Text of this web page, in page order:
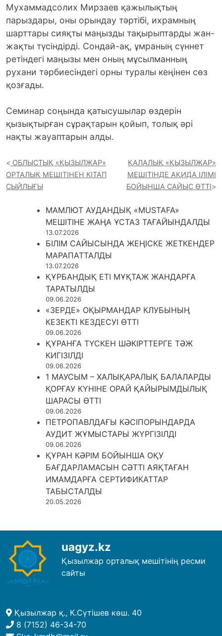
Мухаммадсолих Мирзаев қажылықтың
парыздары, оны орындау тәртібі, ихрамның
шарттары сияқты маңызды тақырыптарды жан-
жақты түсіндірді. Сондай-ақ, ұмраның сүннет
ретіндегі маңызы мен оның мұсылманның
рухани тәрбиесіндегі орны туралы кеңінен сөз
қозғады.
Семинар соңында қатысушылар өздерін
қызықтырған сұрақтарын қойып, толық әрі
нақты жауаптарын алды.
ОБЛЫСТЫҚ «ҚЫЗЫЛЖАР»
ОРТАЛЫҚ МЕШІТІНЕН КІТАП
СЫЙЛЫҒЫ
ҚАЛАЛЫҚ «ҚЫЗЫЛЖАР»
МЕШІТІНДЕ АҚИДА ІЛІМІ
БОЙЫНША САЙЫС ӨТТІ
МАМЛЮТ АУДАНДЫҚ «MUSTAFA»
МЕШІТІНЕ ЖАҢА ҰСТАЗ ТАҒАЙЫНДАЛДЫ
13.07.2026
БІЛІМ САЙЫСЫНДА ЖЕҢІСКЕ ЖЕТКЕНДЕР
МАРАПАТТАЛДЫ
13.07.2026
ҚҰРБАНДЫҚ ЕТІ МҰҚТАЖ ЖАНДАРҒА
ТАРАТЫЛДЫ
09.06.2026
«ЗЕРДЕ» ОҚЫРМАНДАР КЛУБЫНЫҢ
КЕЗЕКТІ КЕЗДЕСУІ ӨТТІ
09.06.2026
ҚҰРАНҒА ТҮСКЕН ШӘКІРТТЕРГЕ ТӘЖ
КИГІЗІЛДІ
09.06.2026
1 МАУСЫМ – ХАЛЫҚАРАЛЫҚ БАЛАЛАРДЫ
ҚОРҒАУ КҮНІНЕ ОРАЙ ҚАЙЫРЫМДЫЛЫҚ
ШАРАСЫ ӨТТІ
09.06.2026
ПЕТРОПАВЛДАҒЫ КӘСІПОРЫНДАРДА
АУДИТ ЖҰМЫСТАРЫ ЖҮРГІЗІЛДІ
09.06.2026
ҚҰРАН КӘРІМ БОЙЫНША ОҚУ
БАҒДАРЛАМАСЫН СӘТТІ АЯҚТАҒАН
ИМАМДАРҒА СЕРТИФИКАТТАР
ТАБЫСТАЛДЫ
20.05.2026
uagyz.kz
Қызылжар орталық мешітінің ресми
сайты
Қызылжар қ., К.Сүтішев көш. 40
8 (7152) 46-34-70